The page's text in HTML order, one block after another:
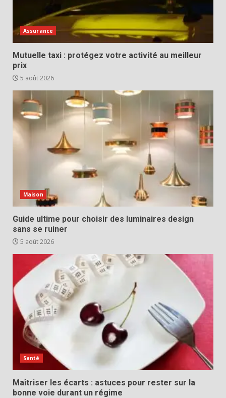
Assurance
Mutuelle taxi : protégez votre activité au meilleur
prix
5 août 2026
Maison
Guide ultime pour choisir des luminaires design
sans se ruiner
5 août 2026
Santé
Maîtriser les écarts : astuces pour rester sur la
bonne voie durant un régime